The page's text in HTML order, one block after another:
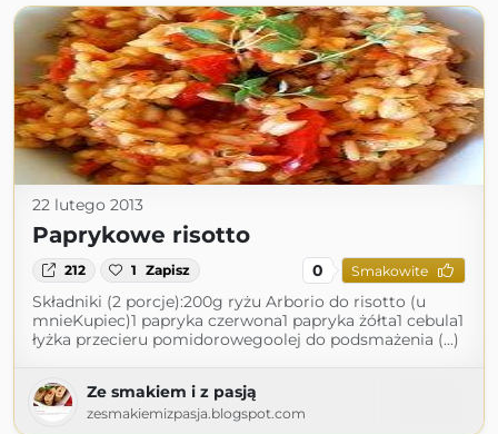
22 lutego 2013
Paprykowe risotto
212 1 Zapisz 0 Smakowite
Składniki (2 porcje):200g ryżu Arborio do risotto (u
mnieKupiec)1 papryka czerwona1 papryka żółta1 cebula1
łyżka przecieru pomidorowegoolej do podsmażenia (...)
Ze smakiem i z pasją
zesmakiemizpasja.blogspot.com